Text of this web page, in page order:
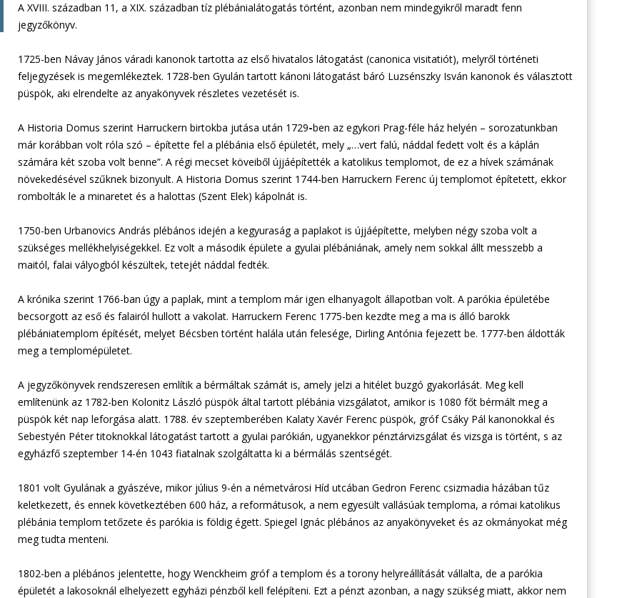
A XVIII. században 11, a XIX. században tíz plébánialátogatás történt, azonban nem mindegyikről maradt fenn
jegyzőkönyv.
1725-ben Návay János váradi kanonok tartotta az első hivatalos látogatást (canonica visitatiót), melyről történeti
feljegyzések is megemlékeztek. 1728-ben Gyulán tartott kánoni látogatást báró Luzsénszky Isván kanonok és választott
püspök, aki elrendelte az anyakönyvek részletes vezetését is.
A Historia Domus szerint Harruckern birtokba jutása után 1729-ben az egykori Prag-féle ház helyén – sorozatunkban
már korábban volt róla szó – építette fel a plébánia első épületét, mely „…vert falú, náddal fedett volt és a káplán
számára két szoba volt benne”. A régi mecset köveiből újjáépítették a katolikus templomot, de ez a hívek számának
növekedésével szűknek bizonyult. A Historia Domus szerint 1744-ben Harruckern Ferenc új templomot építetett, ekkor
rombolták le a minaretet és a halottas (Szent Elek) kápolnát is.
1750-ben Urbanovics András plébános idején a kegyuraság a paplakot is újjáépítette, melyben négy szoba volt a
szükséges mellékhelyiségekkel. Ez volt a második épülete a gyulai plébániának, amely nem sokkal állt messzebb a
maitól, falai vályogból készültek, tetejét náddal fedték.
A krónika szerint 1766-ban úgy a paplak, mint a templom már igen elhanyagolt állapotban volt. A parókia épületébe
becsorgott az eső és falairól hullott a vakolat. Harruckern Ferenc 1775-ben kezdte meg a ma is álló barokk
plébániatemplom építését, melyet Bécsben történt halála után felesége, Dirling Antónia fejezett be. 1777-ben áldották
meg a templomépületet.
A jegyzőkönyvek rendszeresen említik a bérmáltak számát is, amely jelzi a hitélet buzgó gyakorlását. Meg kell
említenünk az 1782-ben Kolonitz László püspök által tartott plébánia vizsgálatot, amikor is 1080 főt bérmált meg a
püspök két nap leforgása alatt. 1788. év szeptemberében Kalaty Xavér Ferenc püspök, gróf Csáky Pál kanonokkal és
Sebestyén Péter titoknokkal látogatást tartott a gyulai parókián, ugyanekkor pénztárvizsgálat és vizsga is történt, s az
egyházfő szeptember 14-én 1043 fiatalnak szolgáltatta ki a bérmálás szentségét.
1801 volt Gyulának a gyászéve, mikor július 9-én a németvárosi Híd utcában Gedron Ferenc csizmadia házában tűz
keletkezett, és ennek következtében 600 ház, a reformátusok, a nem egyesült vallásúak temploma, a római katolikus
plébánia templom tetőzete és parókia is földig égett. Spiegel Ignác plébános az anyakönyveket és az okmányokat még
meg tudta menteni.
1802-ben a plébános jelentette, hogy Wenckheim gróf a templom és a torony helyreállítását vállalta, de a parókia
épületét a lakosoknál elhelyezett egyházi pénzből kell felépíteni. Ezt a pénzt azonban, a nagy szükség miatt, akkor nem